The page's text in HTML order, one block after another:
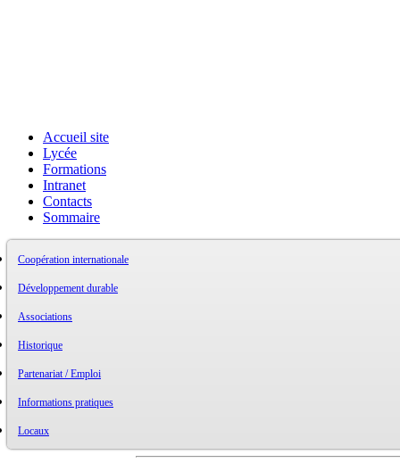
Accueil site
Lycée
Formations
Intranet
Contacts
Sommaire
Coopération internationale
Développement durable
Associations
Historique
Partenariat / Emploi
Informations pratiques
Locaux